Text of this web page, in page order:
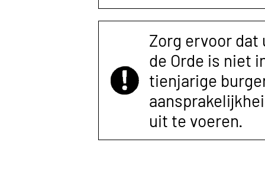
Zorg ervoor
de Orde is niet
tienjarige
uit te voeren.